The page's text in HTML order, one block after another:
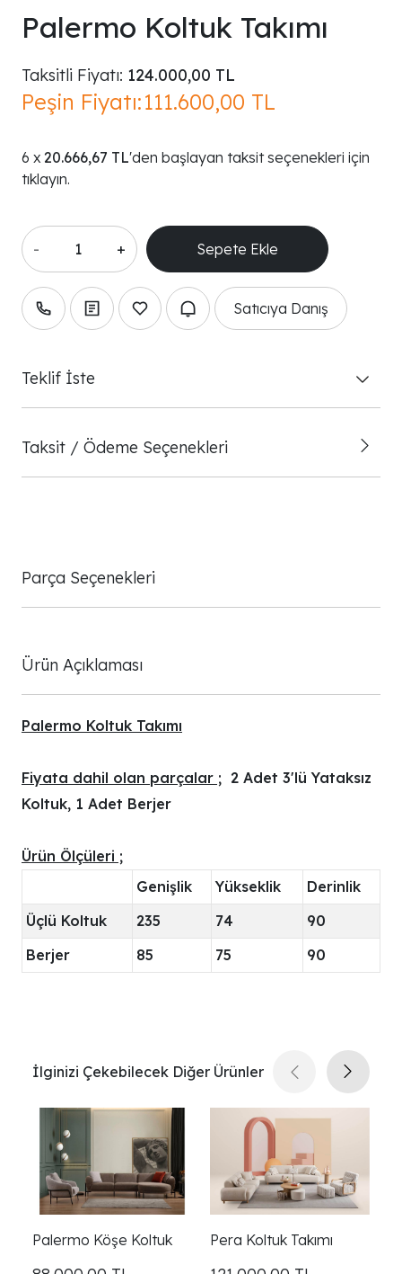
Palermo Koltuk Takımı
Taksitli Fiyatı: 124.000,00 TL
Peşin Fiyatı:111.600,00 TL
20.666,67 TL'den başlayan taksit seçenekleri için
tıklayın.
- +
Satıcıya Danış
Teklif İste
Taksit / Ödeme Seçenekleri
Parça Seçenekleri
Ürün Açıklaması
Palermo Koltuk Takımı
Fiyata dahil olan parçalar ; 2 Adet 3'lü Yataksız
Koltuk, 1 Adet Berjer
Ürün Ölçüleri ;
Genişlik
Yükseklik
Derinlik
Üçlü Koltuk
235 74
90
Berjer
85 75 90
İlginizi Çekebilecek Diğer Ürünler
Palermo Köşe Koltuk Pera Koltuk Takımı